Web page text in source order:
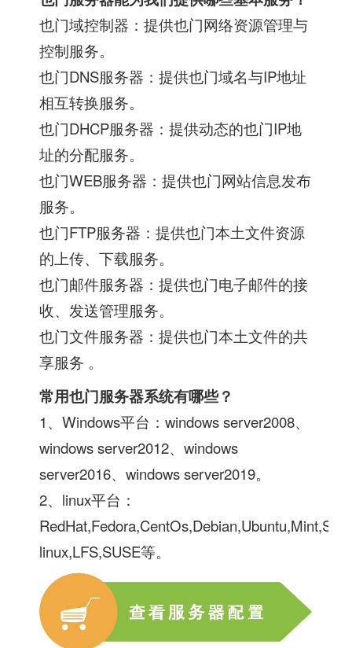
也门域控制器：提供也门网络资源管理与
控制服务。
也门DNS服务器：提供也门域名与IP地址
相互转换服务。
也门DHCP服务器：提供动态的也门IP地
址的分配服务。
也门WEB服务器：提供也门网站信息发布
服务。
也门FTP服务器：提供也门本土文件资源
的上传、下载服务。
也门邮件服务器：提供也门电子邮件的接
收、发送管理服务。
也门文件服务器：提供也门本土文件的共
享服务 。
常用也门服务器系统有哪些？
1、Windows平台：windows server2008、
windows server2012、windows
server2016、windows server2019。
2、linux平台：
linux,LFS,SUSE等。